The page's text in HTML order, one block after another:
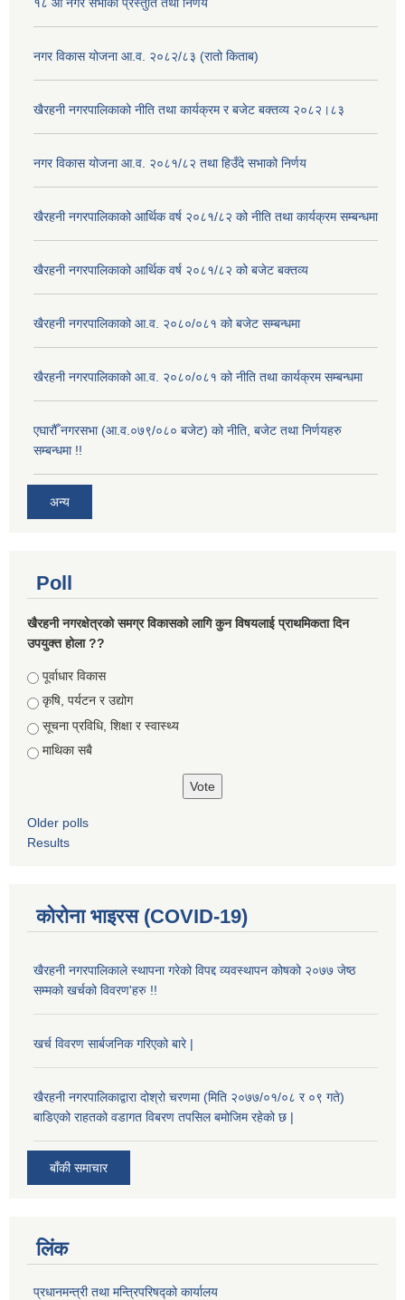
नगर विकास योजना आ.व. २०८२/८३ (रातो किताब)
खैरहनी नगरपालिकाको नीति तथा कार्यक्रम र बजेट बक्तव्य २०८२।८३
नगर विकास योजना आ.व. २०८१/८२ तथा हिउँदे सभाको निर्णय
खैरहनी नगरपालिकाको आर्थिक वर्ष २०८१/८२ को नीति तथा कार्यक्रम सम्बन्धमा
खैरहनी नगरपालिकाको आर्थिक वर्ष २०८१/८२ को बजेट बक्तव्य
खैरहनी नगरपालिकाको आ.व. २०८०/०८१ को बजेट सम्बन्धमा
खैरहनी नगरपालिकाको आ.व. २०८०/०८१ को नीति तथा कार्यक्रम सम्बन्धमा
एघारौँ नगरसभा (आ.व.०७९/०८० बजेट) को नीति, बजेट तथा निर्णयहरु
सम्बन्धमा !!
अन्य
Poll
खैरहनी नगरक्षेत्रको समग्र विकासको लागि कुन विषयलाई प्राथमिकता दिन
उपयुक्त होला ??
Choices
पूर्वाधार विकास
कृषि, पर्यटन र उद्योग
सूचना प्रविधि, शिक्षा र स्वास्थ्य
माथिका सबै
Older polls
Results
कोरोना भाइरस (COVID-19)
खैरहनी नगरपालिकाले स्थापना गरेको विपद्द व्यवस्थापन कोषको २०७७ जेष्ठ
सम्मको खर्चको विवरण'हरु !!
खर्च विवरण सार्बजनिक गरिएको बारे |
खैरहनी नगरपालिकाद्वारा दोश्रो चरणमा (मिति २०७७/०१/०८ र ०९ गते)
बाडिएको राहतको वडागत विबरण तपसिल बमोजिम रहेको छ |
बाँकी समाचार
लिंक
प्रधानमन्त्री तथा मन्त्रिपरिषद्को कार्यालय